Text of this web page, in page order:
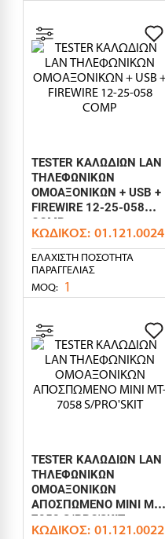
TESTER ΚΑΛΩΔΙΩΝ LAN
ΤΗΛΕΦΩΝΙΚΩΝ
ΟΜΟΑΞΟΝΙΚΩΝ + USB +
FIREWIRE 12-25-058
COMP
ΚΩΔΙΚΌΣ: 01.121.0024
ΕΛΆΧΙΣΤΗ ΠΟΣΌΤΗΤΑ
ΠΑΡΑΓΓΕΛΊΑΣ
MOQ: 1
TESTER ΚΑΛΩΔΙΩΝ LAN
ΤΗΛΕΦΩΝΙΚΩΝ
ΟΜΟΑΞΟΝΙΚΩΝ
ΑΠΟΣΠΩΜΕΝΟ MINI MT-
7058 S/PRO'SKIT
ΚΩΔΙΚΌΣ: 01.121.0022